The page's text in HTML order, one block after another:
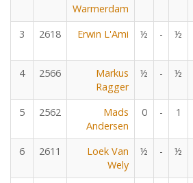
Warmerdam
3 2618 Erwin L'Ami ½ - ½
4 2566
Markus
Ragger
½ - ½
5 2562
Mads
Andersen
0 - 1
6 2611
Loek Van
Wely
½ - ½